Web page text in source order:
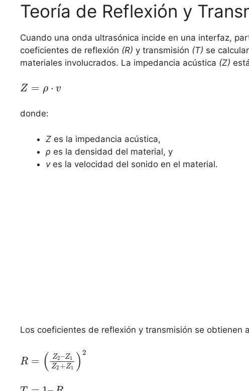
Teoría de Reflexión y
Cuando una onda ultrasónica incide en una interfaz,
coeficientes de reflexión (R) y transmisión (T) se
materiales involucrados. La impedancia acústica (Z)
Z = ρ ⋅ v
donde:
Z es la impedancia acústica,
ρ es la densidad del material, y
ves la velocidad del sonido en el material.
Los coeficientes de reflexión y transmisión se obtienen
R = ( Z2–Z1
Z2 +Z1 )2